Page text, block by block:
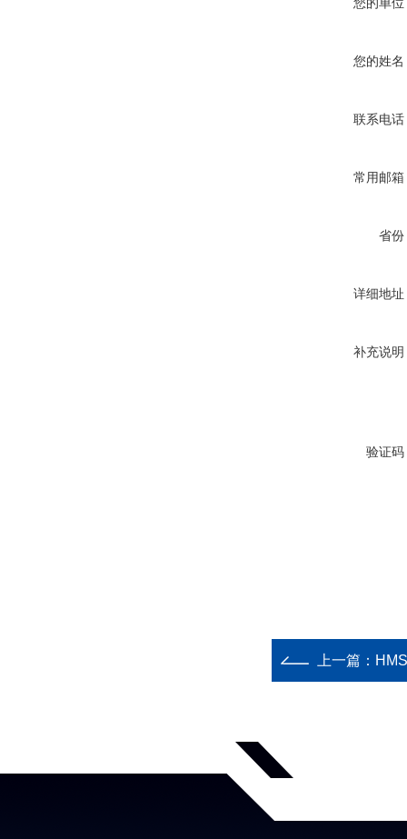
您的姓名
联系电话
常用邮箱
省份
详细地址
补充说明
验证码
上一篇：